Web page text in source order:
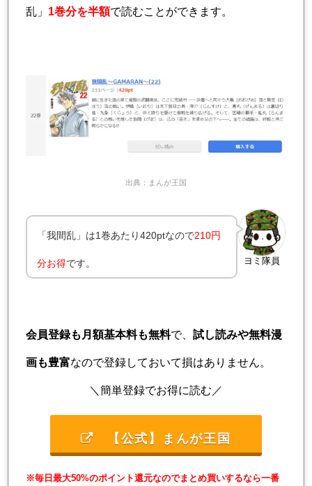
乱」 1巻分を半額で読むことができます。
出典：まんが王国
ヨミ隊員
「我間乱」は1巻あたり420ptなので210円
分お得です。
会員登録も月額基本料も無料で、 試し読みや無料漫
画も豊富なので登録しておいて損はありません。
＼簡単登録でお得に読む／
【公式】まんが王国
※毎日最大50%のポイント還元なのでまとめ買いするなら一番